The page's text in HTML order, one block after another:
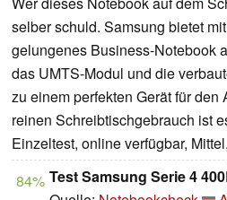
selber schuld. Samsung bietet
gelungenes Business-Notebook
das UMTS-Modul und die
zu einem perfekten Gerät für
reinen Schreibtischgebrauch ist
Einzeltest, online verfügbar,
84% Test Samsung Serie 4